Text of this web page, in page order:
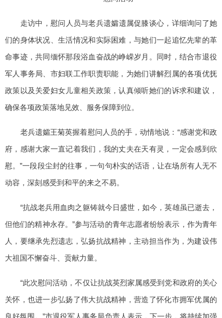
走访中，慰问人员与老兵遗孀遗属促膝谈心，详细询问了她
们的身体状况、生活情况和实际困难，与她们一起追忆先辈的革
命事迹，共同缅怀那段浴血奋战的峥嵘岁月。同时，结合市退役
军人事务局、市妇联工作职责职能，为她们讲解烈属的各项优抚
政策以及关爱妇女儿童相关政策，认真倾听她们的诉求和建议，
确保各项政策落地见效、服务保障到位。
老兵遗孀王菊英握着慰问人员的手，动情地说：“感谢党和政
府，感谢大家一直记着我们，我的丈夫在天有灵，一定会感到欣
慰。”一段段尘封的往事，一句句朴实的话语，让在场所有人无不
动容，深刻感受到和平的来之不易。
“抗战老兵用血肉之躯铸就今日盛世，如今，英雄虽已逝去，
但他们的精神永存。”参与活动的青年志愿者纷纷表示，作为青年
人，要继承先烈遗志，弘扬抗战精神，主动担当作为，为建设伟
大祖国不懈奋斗、贡献力量。
“此次慰问活动，不仅让抗战英烈家属感受到党和政府的关心
关怀，也进一步弘扬了伟大抗战精神，营造了怀化市拥军优属的
良好氛围。”市退役军人事务局负责人表示，下一步，将持续加强